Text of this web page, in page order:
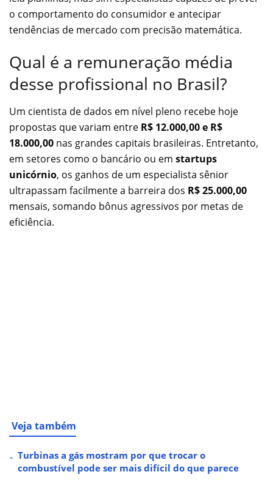
o comportamento do consumidor e antecipar
tendências de mercado com precisão matemática.
Qual é a remuneração média
desse profissional no Brasil?
Um cientista de dados em nível pleno recebe hoje
propostas que variam entre R$ 12.000,00 e R$
18.000,00 nas grandes capitais brasileiras. Entretanto,
em setores como o bancário ou em startups
unicórnio, os ganhos de um especialista sênior
ultrapassam facilmente a barreira dos R$ 25.000,00
mensais, somando bônus agressivos por metas de
eficiência.
Veja também
Turbinas a gás mostram por que trocar o
combustível pode ser mais difícil do que parece